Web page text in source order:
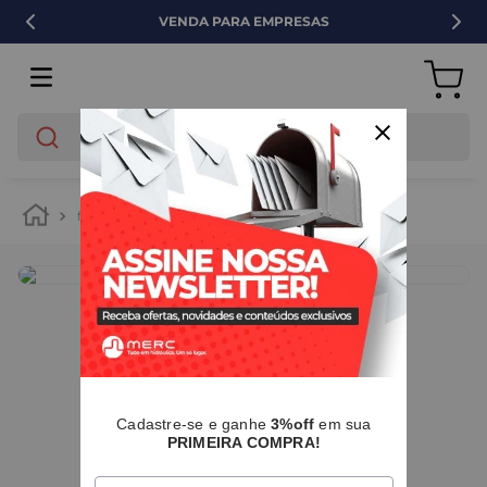
VENDA PARA EMPRESAS
O que você está buscando?
ferragens abraçadeiras
IMAGENS MERAMENTE ILUSTRATIVAS
Cadastre-se e ganhe3%off em sua
PRIMEIRA COMPRA!